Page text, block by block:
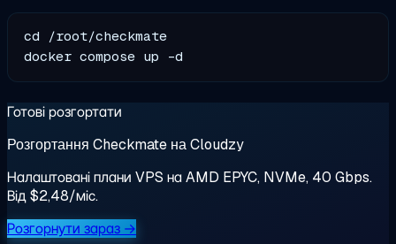
cd /root/checkmate
Готові розгортати
Розгортання Checkmate на Cloudzy
Налаштовані плани VPS на AMD EPYC, NVMe, 40 Gbps.
Від $2,48/міс.
Розгорнути зараз →